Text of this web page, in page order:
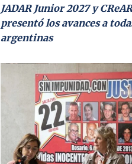
JADAR Junior 2027 y
presentó los avances a
argentinas